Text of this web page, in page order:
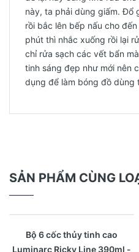
này, ta phải dùng giấm. Đổ
rồi bắc lên bếp nấu cho
phút thì nhắc xuống rồi lại
chỉ rửa sạch các vết bẩn
tinh sáng đẹp như mới nên
dụng để làm bóng đồ dùng
SẢN PHẨM CÙNG
Xem nhanh
Bộ 6 cốc thủy tinh cao
Luminarc Ricky Line 390ml -